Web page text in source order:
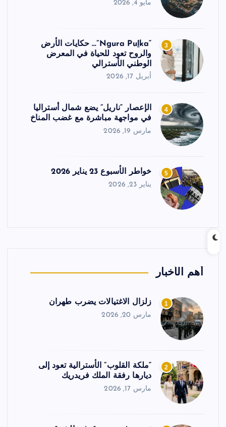
مايو 4, 2026
3
“Ngura Puḻka”… حكايات الأرض
والروح تعود للحياة في المعرض
الوطني الأسترالي
أبريل 17, 2026
4
الإعصار “ناريل” يضع شمال أستراليا
في مواجهة مباشرة مع غضب المناخ
مارس 19, 2026
5 خواطر الأسبوع 23 يناير 2026
يناير 23, 2026
أهم الأخبار
1 زلزال الاغتيالات يضرب طهران
مارس 20, 2026
2
“ملكة القلوب” الأسترالية تعود إلى
ديارها رفقة الملك فريدريك
مارس 17, 2026